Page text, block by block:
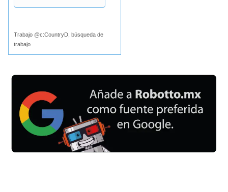
Trabajo @c:CountryD, búsqueda de
trabajo